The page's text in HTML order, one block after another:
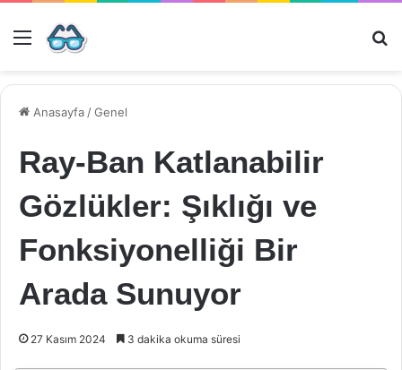
Menü
Anasayfa /Genel
Ray-Ban Katlanabilir
Gözlükler: Şıklığı ve
Fonksiyonelliği Bir
Arada Sunuyor
27 Kasım 2024 3 dakika okuma süresi